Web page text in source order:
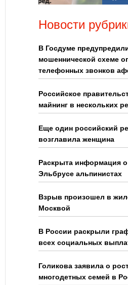
Новости
В Госдуме
мошеннической схеме
телефонных звонков
Российское
майнинг в нескольких
Еще один российский
возглавила женщина
Раскрыта информация
Эльбрусе альпинистах
Взрыв произошел в
Москвой
В России раскрыли
всех социальных
Голикова заявила о
многодетных семей в